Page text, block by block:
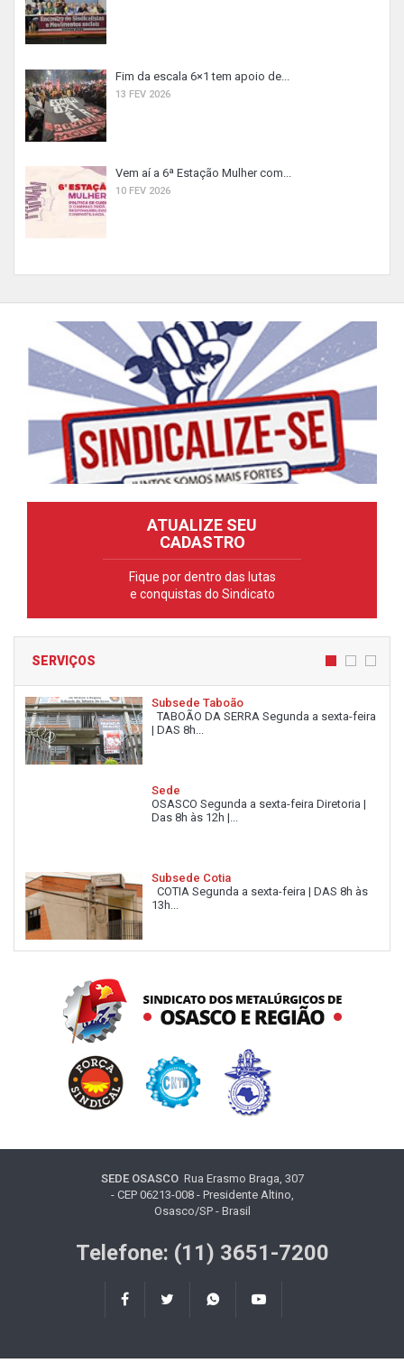
Fim da escala 6×1 tem apoio de...
13 FEV 2026
Vem aí a 6ª Estação Mulher com...
10 FEV 2026
ATUALIZE SEU
CADASTRO
Fique por dentro das lutas
e conquistas do Sindicato
SERVIÇOS
Subsede Taboão
TABOÃO DA SERRA Segunda a sexta-feira
| DAS 8h...
Sede
OSASCO Segunda a sexta-feira Diretoria |
Das 8h às 12h |...
Subsede Cotia
COTIA Segunda a sexta-feira | DAS 8h às
13h...
SEDE OSASCORua Erasmo Braga, 307
- CEP 06213-008 - Presidente Altino,
Osasco/SP - Brasil
Telefone: (11) 3651-7200